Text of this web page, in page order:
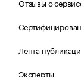
Отзывы о
Лента
Эксперты